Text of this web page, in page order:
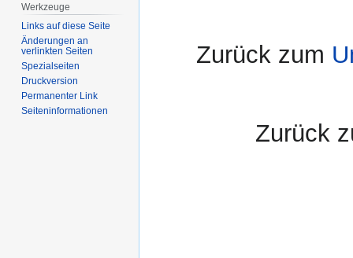
Zurück zum
Zurück
Werkzeuge
Links auf diese Seite
Änderungen an
verlinkten Seiten
Spezialseiten
Druckversion
Permanenter Link
Seiten­informationen